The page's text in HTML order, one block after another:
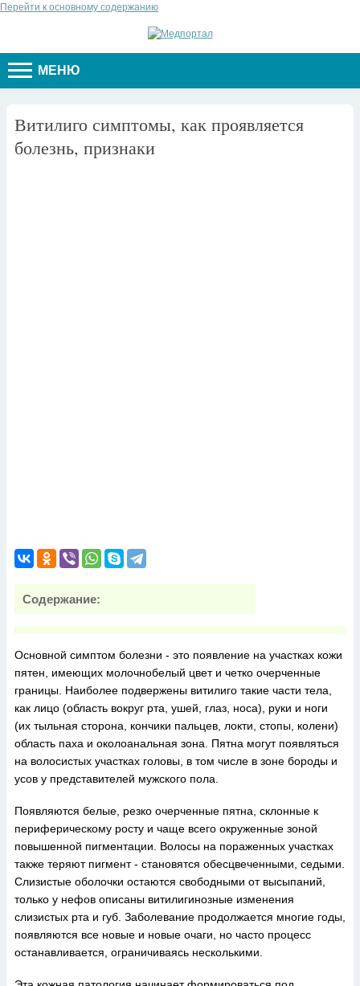
Перейти к основному содержанию
МЕНЮ
Витилиго симптомы, как проявляется
болезнь, признаки
Содержание:
Основной симптом болезни - это появление на участках кожи
пятен, имеющих молочнобелый цвет и четко очерченные
границы. Наиболее подвержены витилиго такие части тела,
как лицо (область вокруг рта, ушей, глаз, носа), руки и ноги
(их тыльная сторона, кончики пальцев, локти, стопы, колени)
область паха и околоанальная зона. Пятна могут появляться
на волосистых участках головы, в том числе в зоне бороды и
усов у представителей мужского пола.
Появляются белые, резко очерченные пятна, склонные к
периферическому росту и чаще всего окруженные зоной
повышенной пигментации. Волосы на пораженных участках
также теряют пигмент - становятся обесцвеченными, седыми.
Слизистые оболочки остаются свободными от высыпаний,
только у нефов описаны витилигинозные изменения
слизистых рта и губ. Заболевание продолжается многие годы,
появляются все новые и новые очаги, но часто процесс
останавливается, ограничиваясь несколькими.